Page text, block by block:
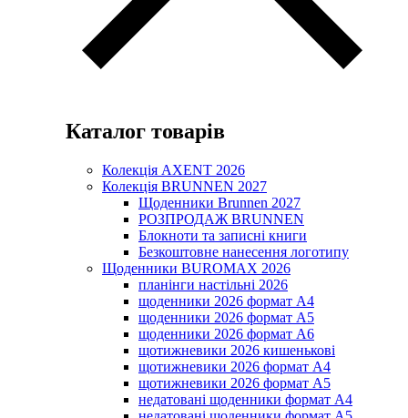
Каталог товарів
Колекція AXENT 2026
Колекція BRUNNEN 2027
Щоденники Brunnen 2027
РОЗПРОДАЖ BRUNNEN
Блокноти та записні книги
Безкоштовне нанесення логотипу
Щоденники BUROMAX 2026
планінги настільні 2026
щоденники 2026 формат А4
щоденники 2026 формат А5
щоденники 2026 формат А6
щотижневики 2026 кишенькові
щотижневики 2026 формат А4
щотижневики 2026 формат А5
недатовані щоденники формат А4